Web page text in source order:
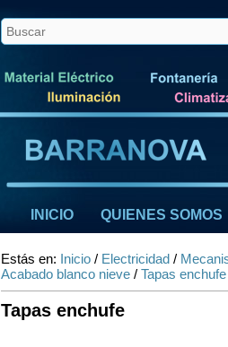
INICIO QUIENES SOMOS
Estás en: Inicio / Electricidad /
Acabado blanco nieve / Tapas enchufe
Tapas enchufe